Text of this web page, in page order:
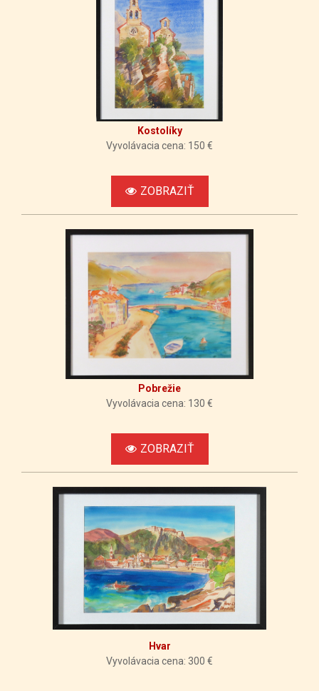
Kostolíky
Vyvolávacia cena: 150 €
ZOBRAZIŤ
Pobrežie
Vyvolávacia cena: 130 €
ZOBRAZIŤ
Hvar
Vyvolávacia cena: 300 €